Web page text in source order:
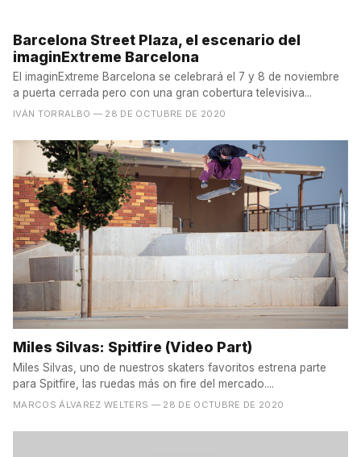
Barcelona Street Plaza, el escenario del
imaginExtreme Barcelona
El imaginExtreme Barcelona se celebrará el 7 y 8 de noviembre
a puerta cerrada pero con una gran cobertura televisiva...
IVÁN TORRALBO — 28 DE OCTUBRE DE 2020
Miles Silvas: Spitfire (Video Part)
Miles Silvas, uno de nuestros skaters favoritos estrena parte
para Spitfire, las ruedas más on fire del mercado....
MARCOS ÁLVAREZ WELTERS — 28 DE OCTUBRE DE 2020